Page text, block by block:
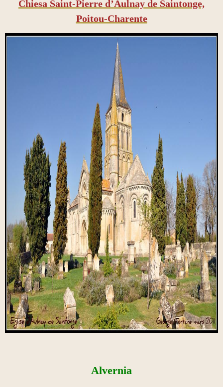
​Chiesa Saint-Pierre d’Aulnay de Saintonge,
Poitou-Charente
Alvernia